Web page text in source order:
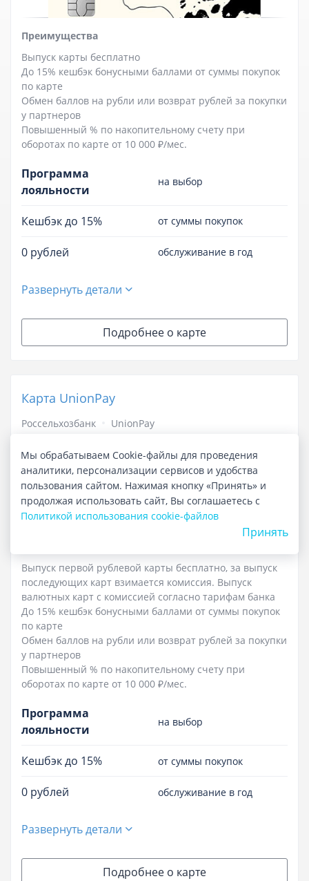
Преимущества
Выпуск карты бесплатно
До 15% кешбэк бонусными баллами от суммы покупок
по карте
Обмен баллов на рубли или возврат рублей за покупки
у партнеров
Повышенный % по накопительному счету при
оборотах по карте от 10 000 ₽/мес.
Программа
лояльности
на выбор
Кешбэк до 15% от суммы покупок
0 рублей обслуживание в год
Развернуть детали
Подробнее о карте
Карта UnionPay
Россельхозбанк UnionPay
Выпуск первой рублевой карты бесплатно, за выпуск
последующих карт взимается комиссия. Выпуск
валютных карт с комиссией согласно тарифам банка
До 15% кешбэк бонусными баллами от суммы покупок
по карте
Обмен баллов на рубли или возврат рублей за покупки
у партнеров
Повышенный % по накопительному счету при
оборотах по карте от 10 000 ₽/мес.
Программа
лояльности
на выбор
Кешбэк до 15% от суммы покупок
0 рублей обслуживание в год
Развернуть детали
Подробнее о карте
Мы обрабатываем Cookie-файлы для проведения
аналитики, персонализации сервисов и удобства
пользования сайтом. Нажимая кнопку «Принять» и
продолжая использовать сайт, Вы соглашаетесь с
Политикой использования cookie-файлов
Принять